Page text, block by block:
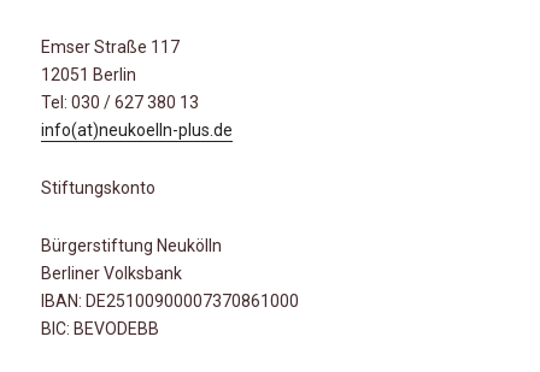
Emser Straße 117
12051 Berlin
Tel: 030 / 627 380 13
info(at)neukoelln-plus.de
Stiftungskonto
Bürgerstiftung Neukölln
Berliner Volksbank
IBAN: DE25100900007370861000
BIC: BEVODEBB